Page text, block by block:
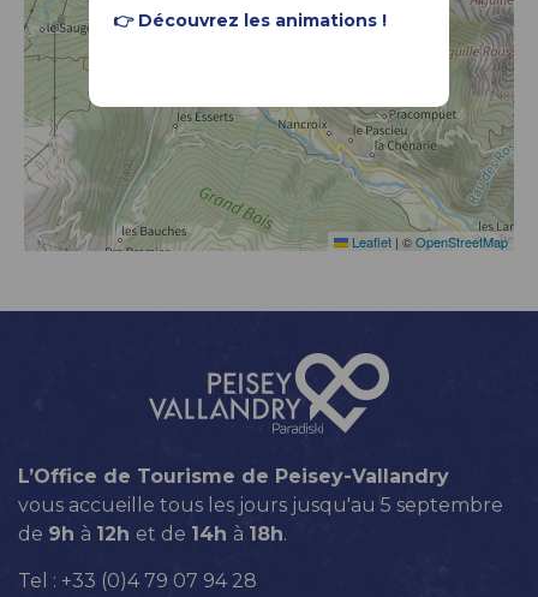
👉 Découvrez les animations !
Leaflet | ©OpenStreetMap
L’Office de Tourisme de Peisey-Vallandry
vous accueille tous les jours jusqu'au 5 septembre
de 9h à 12h et de 14h à 18h.
Tel : +33 (0)4 79 07 94 28